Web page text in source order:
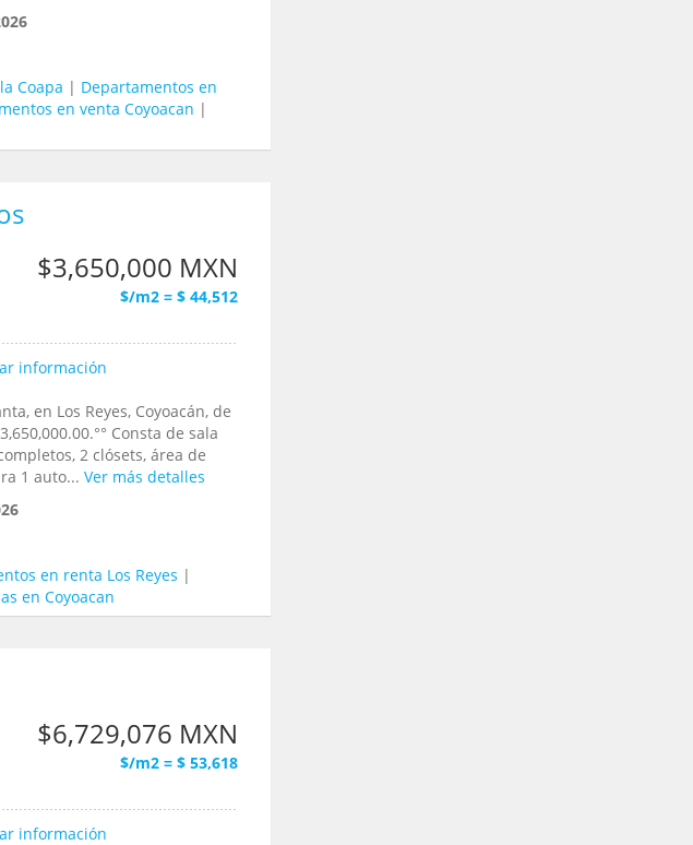
Coapa | Departamentos en
en venta Coyoacan |
$3,650,000 MXN
$/m2 = $ 44,512
información
en Los Reyes, Coyoacán, de
Consta de sala
2 clósets, área de
1 auto... Ver más detalles
en renta Los Reyes |
en Coyoacan
$6,729,076 MXN
$/m2 = $ 53,618
información